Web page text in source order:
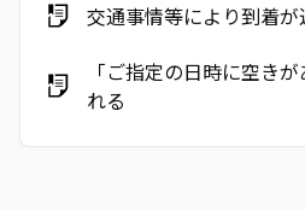
交通事情等により到着
「ご指定の日時に空き
れる